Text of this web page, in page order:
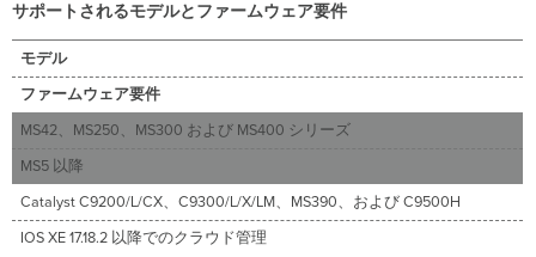
ウ
ォ
ー
ム
ス
ペ
ア
の
有
効
化
サポートされるモデルとファームウェア要件
モデル
ファームウェア要件
MS42、MS250、MS300 および MS400 シリーズ
MS5 以降
Catalyst C9200/L/CX、C9300/L/X/LM、MS390、および C9500H
IOS XE 17.18.2 以降でのクラウド管理